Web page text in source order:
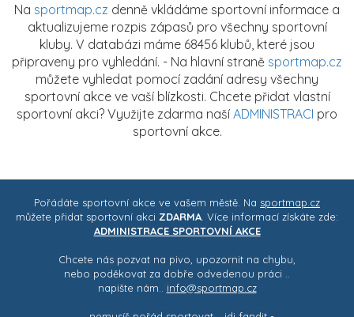
Na sportmap.cz denně vkládáme sportovní informace a
aktualizujeme rozpis zápasů pro všechny sportovní
kluby. V databázi máme 68456 klubů, které jsou
připraveny pro vyhledání. - Na hlavní straně sportmap.cz
můžete vyhledat pomocí zadání adresy všechny
sportovní akce ve vaší blízkosti. Chcete přidat vlastní
sportovní akci? Využijte zdarma naší ADMINISTRACI pro
sportovní akce.
Pořádáte sportovní akce ve vašem městě. Na sportmap.cz
můžete přidat sportovní akci ZDARMA . Více informací získáte zde:
ADMINISTRACE SPORTOVNÍ AKCE
Chcete nás pozvat na pivo, upozornit na chybu,
nebo poděkovat za dobře odvedenou práci ..
napište nám.. info@sportmap.cz